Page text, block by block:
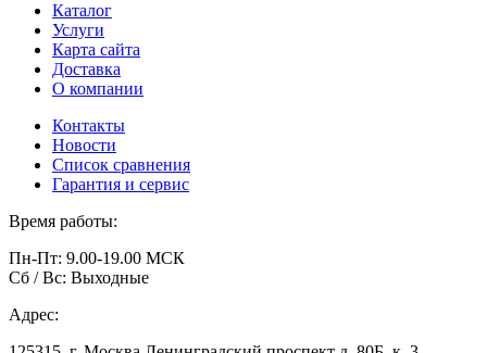
Каталог
Услуги
Карта сайта
Доставка
О компании
Контакты
Новости
Список сравнения
Гарантия и сервис
Время работы:
Пн-Пт: 9.00-19.00 МСК
Сб / Вс: Выходные
Адрес: